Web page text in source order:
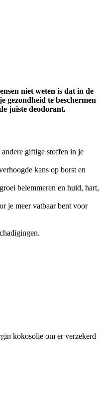
niet weten is dat in de
gezondheid te beschermen
juiste deodorant.
giftige stoffen in je
kans op borst en
belemmeren en huid, hart,
je meer vatbaar bent voor
kokosolie om er verzekerd